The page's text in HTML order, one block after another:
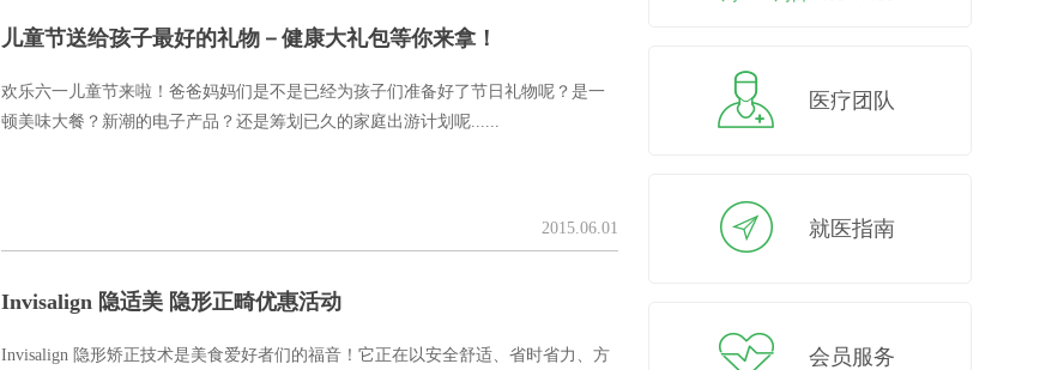
儿童节送给孩子最好的礼物－健康大礼包等你来拿！
欢乐六一儿童节来啦！爸爸妈妈们是不是已经为孩子们准备好了节日礼物呢？是一
顿美味大餐？新潮的电子产品？还是筹划已久的家庭出游计划呢......
2015.06.01
Invisalign 隐适美 隐形正畸优惠活动
Invisalign 隐形矫正技术是美食爱好者们的福音！它正在以安全舒适、省时省力、方
医疗团队
就医指南
会员服务